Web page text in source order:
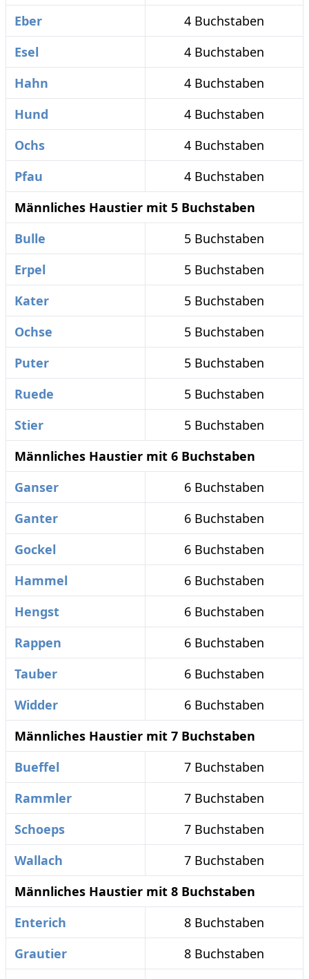
Eber
4 Buchstaben
Esel
4 Buchstaben
Hahn
4 Buchstaben
Hund
4 Buchstaben
Ochs
4 Buchstaben
Pfau
4 Buchstaben
Männliches Haustier mit 5 Buchstaben
Bulle
5 Buchstaben
Erpel
5 Buchstaben
Kater
5 Buchstaben
Ochse
5 Buchstaben
Puter
5 Buchstaben
Ruede
5 Buchstaben
Stier
5 Buchstaben
Männliches Haustier mit 6 Buchstaben
Ganser
6 Buchstaben
Ganter
6 Buchstaben
Gockel
6 Buchstaben
Hammel
6 Buchstaben
Hengst
6 Buchstaben
Rappen
6 Buchstaben
Tauber
6 Buchstaben
Widder
6 Buchstaben
Männliches Haustier mit 7 Buchstaben
Bueffel
7 Buchstaben
Rammler
7 Buchstaben
Schoeps
7 Buchstaben
Wallach
7 Buchstaben
Männliches Haustier mit 8 Buchstaben
Enterich
8 Buchstaben
Grautier
8 Buchstaben